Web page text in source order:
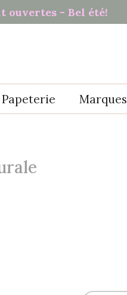
ouvertes - Bel été!
Papeterie Marques